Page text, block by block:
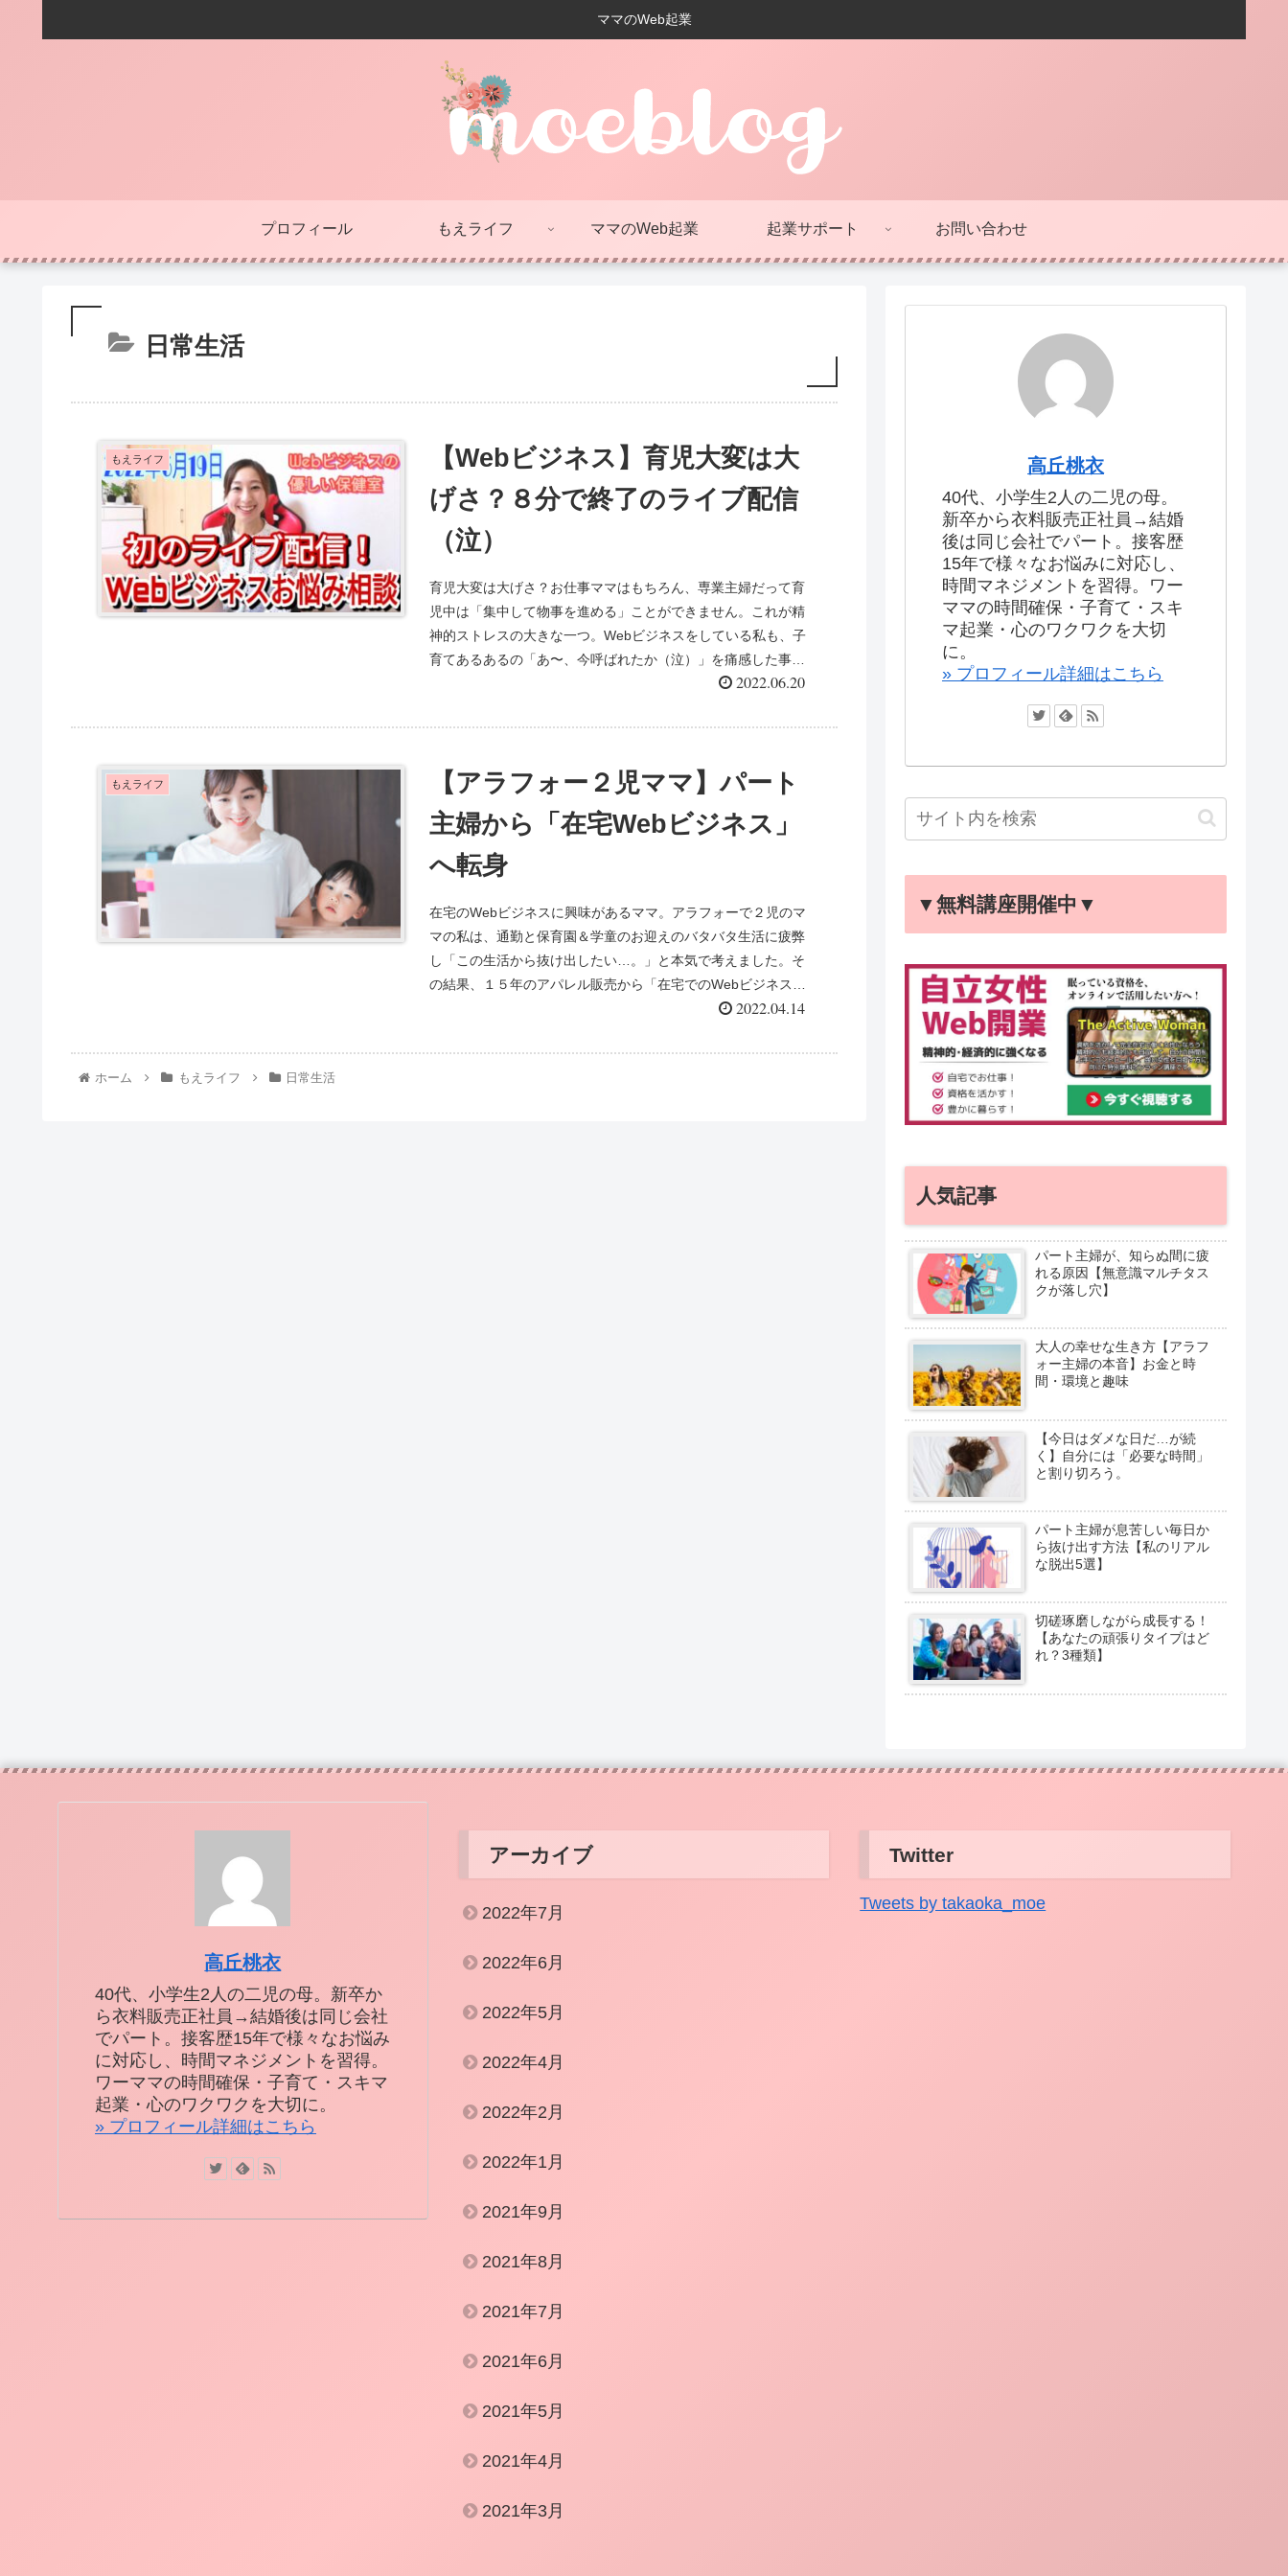
ママのWeb起業
プロフィール もえライフ ママのWeb起業 起業サポート お問い合わせ
日常生活
もえライフ
【Webビジネス】育児大変は大
げさ？８分で終了のライブ配信
（泣）
育児大変は大げさ？お仕事ママはもちろん、専業主婦だって育
児中は「集中して物事を進める」ことができません。これが精
神的ストレスの大きな一つ。Webビジネスをしている私も、子
育てあるあるの「あ〜、今呼ばれたか（泣）」を痛感した事柄
2022.06.20
もえライフ
【アラフォー２児ママ】パート
主婦から「在宅Webビジネス」
へ転身
在宅のWebビジネスに興味があるママ。アラフォーで２児のマ
マの私は、通勤と保育園＆学童のお迎えのバタバタ生活に疲弊
し「この生活から抜け出したい…。」と本気で考えました。そ
の結果、１５年のアパレル販売から「在宅でのWebビジネス」
2022.04.14
ホーム もえライフ 日常生活
高丘桃衣
40代、小学生2人の二児の母。
新卒から衣料販売正社員→結婚
後は同じ会社でパート。接客歴
15年で様々なお悩みに対応し、
時間マネジメントを習得。ワー
ママの時間確保・子育て・スキ
マ起業・心のワクワクを大切
に。
» プロフィール詳細はこちら
▼無料講座開催中▼
人気記事
パート主婦が、知らぬ間に疲
れる原因【無意識マルチタス
クが落し穴】
大人の幸せな生き方【アラフ
ォー主婦の本音】お金と時
間・環境と趣味
【今日はダメな日だ…が続
く】自分には「必要な時間」
と割り切ろう。
パート主婦が息苦しい毎日か
ら抜け出す方法【私のリアル
な脱出5選】
切磋琢磨しながら成長する！
【あなたの頑張りタイプはど
れ？3種類】
高丘桃衣
40代、小学生2人の二児の母。新卒か
ら衣料販売正社員→結婚後は同じ会社
でパート。接客歴15年で様々なお悩み
に対応し、時間マネジメントを習得。
ワーママの時間確保・子育て・スキマ
起業・心のワクワクを大切に。
» プロフィール詳細はこちら
アーカイブ
2022年7月
2022年6月
2022年5月
2022年4月
2022年2月
2022年1月
2021年9月
2021年8月
2021年7月
2021年6月
2021年5月
2021年4月
2021年3月
Twitter
Tweets by takaoka_moe